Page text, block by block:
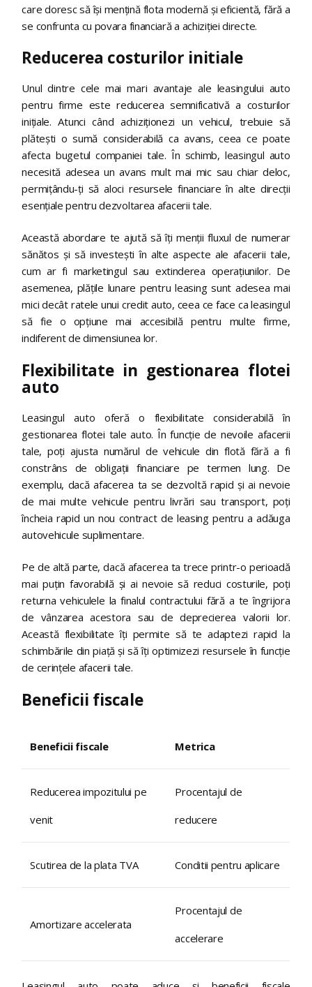
care doresc să își mențină flota modernă și eficientă, fără a
se confrunta cu povara financiară a achiziției directe.
Reducerea costurilor initiale
Unul dintre cele mai mari avantaje ale leasingului auto
pentru firme este reducerea semnificativă a costurilor
inițiale. Atunci când achiziționezi un vehicul, trebuie să
plătești o sumă considerabilă ca avans, ceea ce poate
afecta bugetul companiei tale. În schimb, leasingul auto
necesită adesea un avans mult mai mic sau chiar deloc,
permițându-ți să aloci resursele financiare în alte direcții
esențiale pentru dezvoltarea afacerii tale.
Această abordare te ajută să îți menții fluxul de numerar
sănătos și să investești în alte aspecte ale afacerii tale,
cum ar fi marketingul sau extinderea operațiunilor. De
asemenea, plățile lunare pentru leasing sunt adesea mai
mici decât ratele unui credit auto, ceea ce face ca leasingul
să fie o opțiune mai accesibilă pentru multe firme,
indiferent de dimensiunea lor.
Flexibilitate in gestionarea flotei
auto
Leasingul auto oferă o flexibilitate considerabilă în
gestionarea flotei tale auto. În funcție de nevoile afacerii
tale, poți ajusta numărul de vehicule din flotă fără a fi
constrâns de obligații financiare pe termen lung. De
exemplu, dacă afacerea ta se dezvoltă rapid și ai nevoie
de mai multe vehicule pentru livrări sau transport, poți
încheia rapid un nou contract de leasing pentru a adăuga
autovehicule suplimentare.
Pe de altă parte, dacă afacerea ta trece printr-o perioadă
mai puțin favorabilă și ai nevoie să reduci costurile, poți
returna vehiculele la finalul contractului fără a te îngrijora
de vânzarea acestora sau de deprecierea valorii lor.
Această flexibilitate îți permite să te adaptezi rapid la
schimbările din piață și să îți optimizezi resursele în funcție
de cerințele afacerii tale.
Beneficii fiscale
Beneficii fiscale Metrica
Reducerea impozitului pe
venit
Procentajul de
reducere
Scutirea de la plata TVA Conditii pentru aplicare
Amortizare accelerata
Procentajul de
accelerare